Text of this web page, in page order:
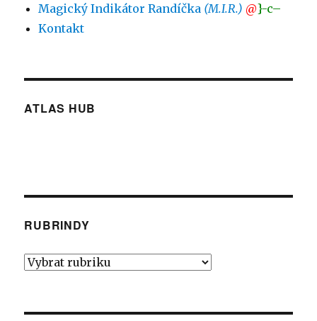
Magický Indikátor Randíčka (M.I.R.) @}-c–
Kontakt
ATLAS HUB
RUBRINDY
Rubrindy